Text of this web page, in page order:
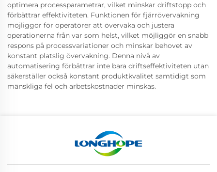
optimera processparametrar, vilket minskar driftstopp och
förbättrar effektiviteten. Funktionen för fjärrövervakning
möjliggör för operatörer att övervaka och justera
operationerna från var som helst, vilket möjliggör en snabb
respons på processvariationer och minskar behovet av
konstant platslig övervakning. Denna nivå av
automatisering förbättrar inte bara driftseffektiviteten utan
säkerställer också konstant produktkvalitet samtidigt som
mänskliga fel och arbetskostnader minskas.